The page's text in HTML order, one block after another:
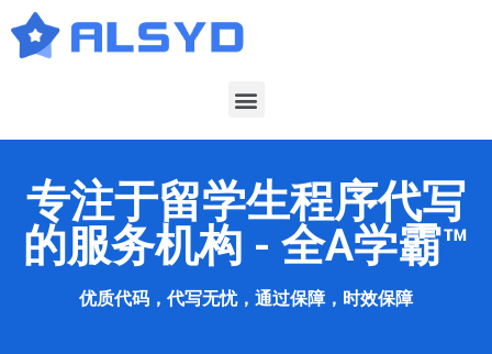
专注于留学生程序代写
的服务机构 - 全A学霸™
优质代码，代写无忧，通过保障，时效保障